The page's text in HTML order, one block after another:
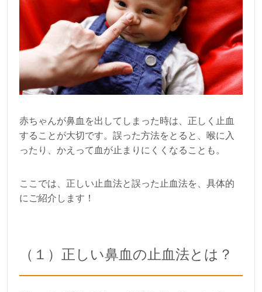
赤ちゃんが鼻血を出してしまった時は、正しく止血
することが大切です。誤った方法をとると、喉に入
ったり、かえって血が止まりにくくなることも。
ここでは、正しい止血法と誤った止血法を、具体的
にご紹介します！
（１）正しい鼻血の止血法とは？